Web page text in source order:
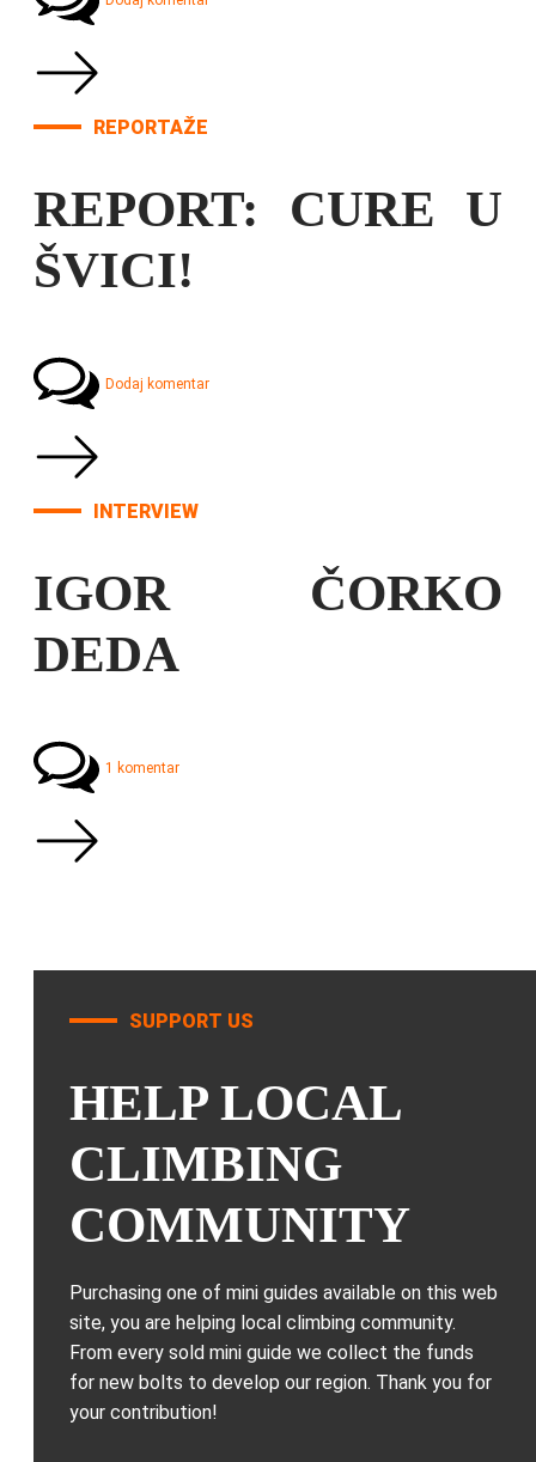
REPORTAŽE
REPORT: CURE U
ŠVICI!
Dodaj komentar
INTERVIEW
IGOR ČORKO
DEDA
1 komentar
SUPPORT US
HELP LOCAL
CLIMBING
COMMUNITY
Purchasing one of mini guides available on this web
site, you are helping local climbing community.
From every sold mini guide we collect the funds
for new bolts to develop our region. Thank you for
your contribution!